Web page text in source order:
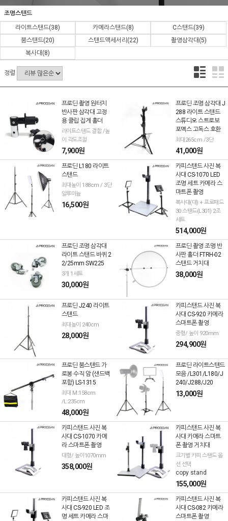
조명스탠드
라이트스탠드(38) 카메라스탠드(8) C스탠드(39)
붐스탠드(20) 스탠드액세서리 (22) 촬영삼각대 (5)
복사대 (8)
정렬
프로딘 촬영 원터치
반사판 삼각대 고정
용 클립 집게 홀더
라이트스탠드 결합 /높
이 각도조절
7,900원
프로딘 조명 삼각대 J
288 라이트 스탠드
스튜디오 스트로보
포멕스 고독스 호환
최대265cm /3단
41,000원
프로딘 L180 라이트
스탠드
최대높이 188cm / 3단
알루미늄
16,500원
카피스탠드 사진 복
사대 CS-1070 LED
조명 세트 카메라 스
마트폰 촬영
복사대(대) + 프로패드
30 스탠드(L301) 2조
세트
514,000원
프로딘 조명 삼각대
라이트 스탠드 바퀴 2
2/25mm SW225
3개 1세트
30,000원
프로딘 촬영 조명 반
사판 홀더 FTRH-02
스탠드 거치대
38,000원
프로딘 J240 라이트
스탠드
최대높이 240cm
28,000원
카피스탠드 사진 복
사대 CS-920 카메라
스마트폰 촬영
중형/ 높이 920mm
294,900원
프로딘 붐스탠드 가
로봉 수직 암 (샌드백
포함) LS-1315
최대 M:158cm
/L:235cm
48,000원
프로딘 라이트스탠드
모음 /L301/L180/J
240/J288/J20
13,000원
카피스탠드 사진 복
사대 CS-1070 카메
라 스마트폰 촬영
대형/ 높이1070mm
358,000원
카피스탠드 사진 복
사대 카메라 스마트
폰 촬영 거치대
크기별 카피 스탠드 옵
션 선택
copy stand
155,000원
카피스탠드 사진 복
사대 CS-920 LED 조
명 세트 카메라 스마
카피스탠드 사진 복
사대 CS-082 카메라
스마트폰 촬영